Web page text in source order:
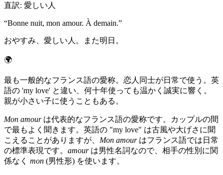
直訳: 愛しい人
“Bonne nuit, mon amour. À demain.”
おやすみ、愛しい人。また明日。
🌍
最も一般的なフランス語の愛称。恋人同士が日常で使う。英
語の 'my love' と違い、何十年使っても温かく誠実に響く。
親が小さい子に使うこともある。
Mon amourは代表的なフランス語の愛称です。カップルの間
で最もよく聞きます。英語の "my love" は古風や大げさに聞
こえることがありますが、 Mon amourはフランス語では日常
の標準表現です。 amourは男性名詞なので、相手の性別に関
係なく mon (男性形) を使います。